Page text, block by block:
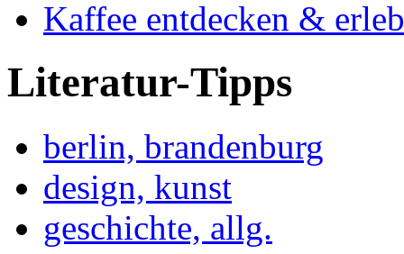
Kaffee entdecken &
Literatur-Tipps
berlin, brandenburg
design, kunst
geschichte, allg.